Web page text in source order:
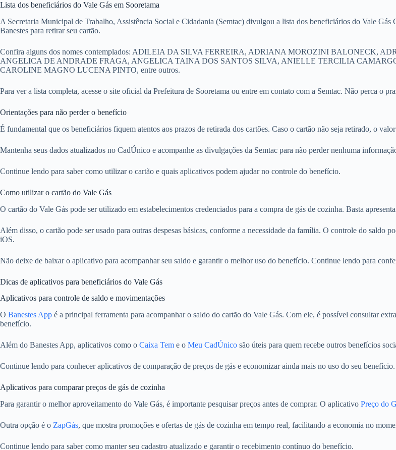
Lista dos beneficiários do Vale Gás em Sooretama
A Secretaria Municipal de Trabalho, Assistência Social e Cidadania (Semtac) divulgou a lista dos beneficiários do Vale Gás
Banestes para retirar seu cartão.
Confira alguns dos nomes contemplados: ADILEIA DA SILVA FERREIRA, ADRIANA MOROZINI BALONECK,
ANGELICA DE ANDRADE FRAGA, ANGELICA TAINA DOS SANTOS SILVA, ANIELLE TERCILIA
CAROLINE MAGNO LUCENA PINTO, entre outros.
Para ver a lista completa, acesse o site oficial da Prefeitura de Sooretama ou entre em contato com a Semtac. Não perca o
Orientações para não perder o benefício
É fundamental que os beneficiários fiquem atentos aos prazos de retirada dos cartões. Caso o cartão não seja retirado, o
Mantenha seus dados atualizados no CadÚnico e acompanhe as divulgações da Semtac para não perder nenhuma
Continue lendo para saber como utilizar o cartão e quais aplicativos podem ajudar no controle do benefício.
Como utilizar o cartão do Vale Gás
O cartão do Vale Gás pode ser utilizado em estabelecimentos credenciados para a compra de gás de cozinha. Basta
Além disso, o cartão pode ser usado para outras despesas básicas, conforme a necessidade da família. O controle do saldo
iOS.
Não deixe de baixar o aplicativo para acompanhar seu saldo e garantir o melhor uso do benefício. Continue lendo para
Dicas de aplicativos para beneficiários do Vale Gás
Aplicativos para controle de saldo e movimentações
O Banestes App é a principal ferramenta para acompanhar o saldo do cartão do Vale Gás. Com ele, é possível consultar
benefício.
Além do Banestes App, aplicativos como o Caixa Tem e o Meu CadÚnico são úteis para quem recebe outros benefícios
Continue lendo para conhecer aplicativos de comparação de preços de gás e economizar ainda mais no uso do seu benefício.
Aplicativos para comparar preços de gás de cozinha
Para garantir o melhor aproveitamento do Vale Gás, é importante pesquisar preços antes de comprar. O aplicativo Preço do
Outra opção é o ZapGás, que mostra promoções e ofertas de gás de cozinha em tempo real, facilitando a economia no
Continue lendo para saber como manter seu cadastro atualizado e garantir o recebimento contínuo do benefício.